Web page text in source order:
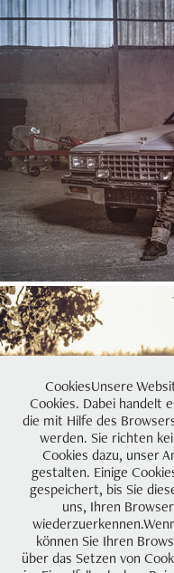
CookiesUnsere
Cookies. Dabei handelt
die mit Hilfe des
werden. Sie richten
Cookies dazu, unser
gestalten. Einige
gespeichert, bis Sie
uns, Ihren
können Sie Ihren
über das Setzen von